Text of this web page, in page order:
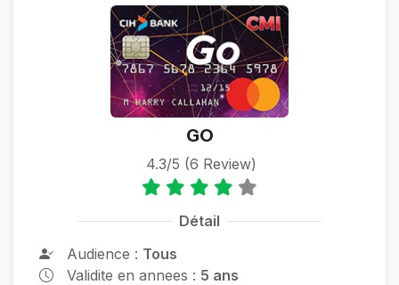
GO
4.3/5 (6 Review)
Détail
Audience : Tous
Validite en annees : 5 ans